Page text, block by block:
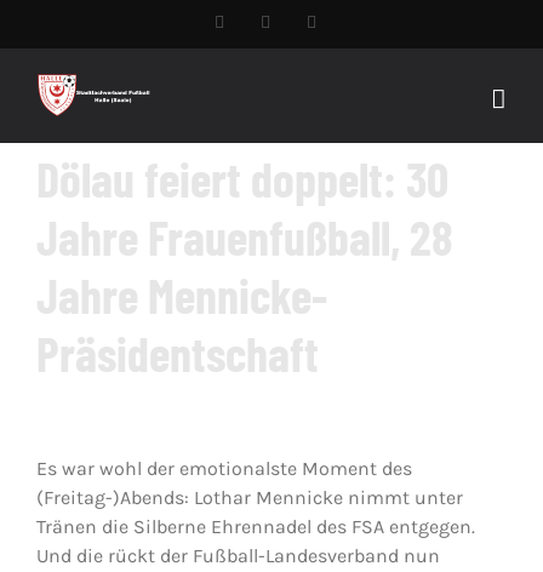
springen
FacebookYouTube
Dölau feiert doppelt: 30
Jahre Frauenfußball, 28
Jahre Mennicke-
Präsidentschaft
Es war wohl der emotionalste Moment des
(Freitag-)Abends: Lothar Mennicke nimmt unter
Tränen die Silberne Ehrennadel des FSA entgegen.
Und die rückt der Fußball-Landesverband nun